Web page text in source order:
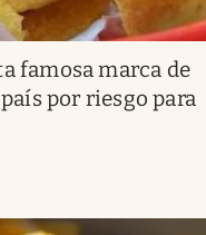
famosa marca de
por riesgo para